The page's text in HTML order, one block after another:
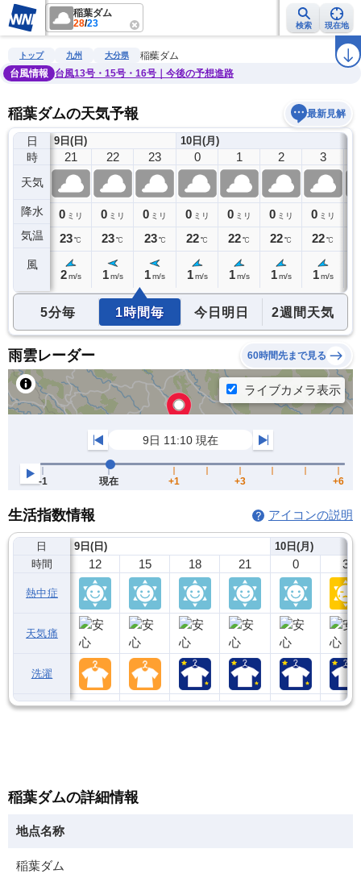
稲葉ダム
28/23 検索 現在地
雨雲レーダー 台風情報 地震情報 ラ
トップ 九州 大分県
稲葉ダム
台風情報
台風13号・15号・16号｜今後の予想進路
稲葉ダムの天気予報 最新見解
日
時
天気
降水
気温
風
9日(日)
20
0ミリ
24℃
21
0 ミリ
23℃
2 m/s
22
0 ミリ
23℃
1 m/s
23
0 ミリ
23 ℃
1m/s
10日(月)
0
0 ミリ
22℃
1 m/s
1
0 ミリ
22℃
1 m/s
2
0 ミリ
22℃
1 m/s
3
0 ミリ
22℃
1 m/s
5分毎 1時間毎 今日明日 2週間天気
雨雲レーダー 60時間先まで見る
生活指数情報 アイコンの説明
日
時間
熱中症
天気痛
洗濯
9日(日)
12 15 18 21
10日(月)
0 3
稲葉ダムの詳細情報
地点名称
稲葉ダム